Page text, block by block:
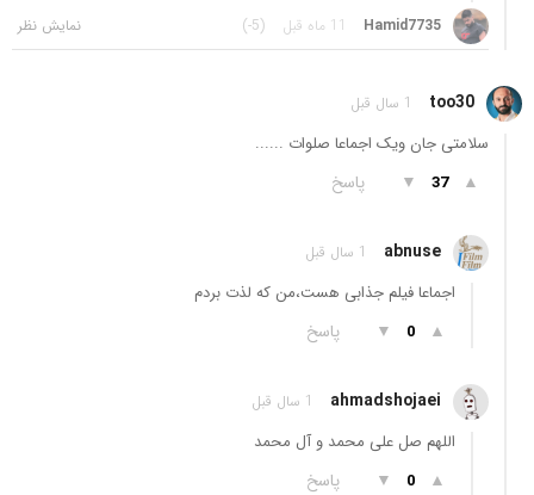
Hamid7735 11 ماه قبل (-5)
too30 1 سال قبل
سلامتی جان ویک اجماعا صلوات ......
▲
37
▼ پاسخ
abnuse 1 سال قبل
اجماعا فیلم جذابی هست،من که لذت بردم
▲
0
▼ پاسخ
ahmadshojaei 1 سال قبل
اللهم صل علی محمد و آل محمد
▲
0
▼ پاسخ